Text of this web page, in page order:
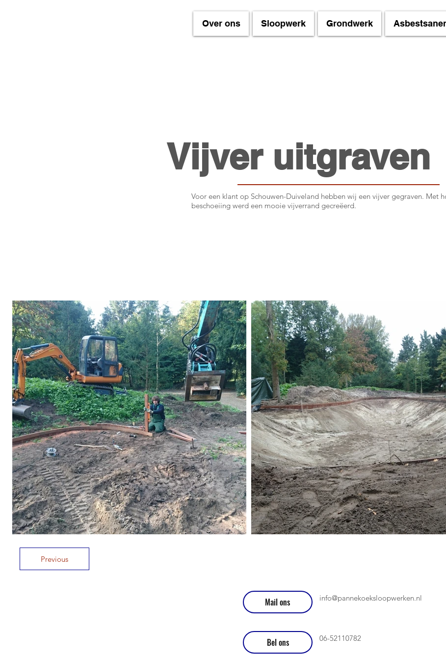
Over ons Sloopwerk Grondwerk
Vijver uitgraven
Voor een klant op Schouwen-Duiveland hebben wij een vijver gegraven. Met
beschoeiing werd een mooie vijverrand gecreëerd.
Previous
Bel ons 06-52110782
Mail ons info@pannekoeksloopwerken.nl